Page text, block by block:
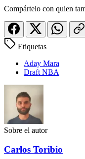
Compártelo con quien
Etiquetas
Aday Mara
Draft NBA
Sobre el autor
Carlos Toribio